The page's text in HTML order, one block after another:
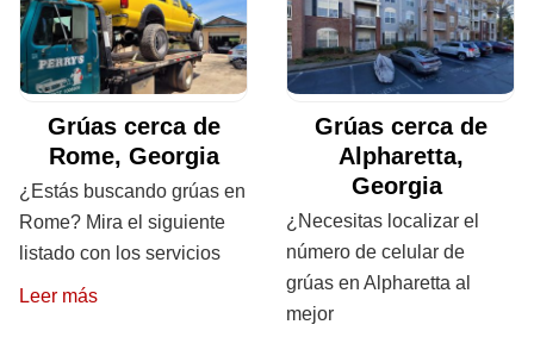
Grúas cerca de
Rome, Georgia
¿Estás buscando grúas en
Rome? Mira el siguiente
listado con los servicios
Leer más
Grúas cerca de
Alpharetta,
Georgia
¿Necesitas localizar el
número de celular de
grúas en Alpharetta al
mejor